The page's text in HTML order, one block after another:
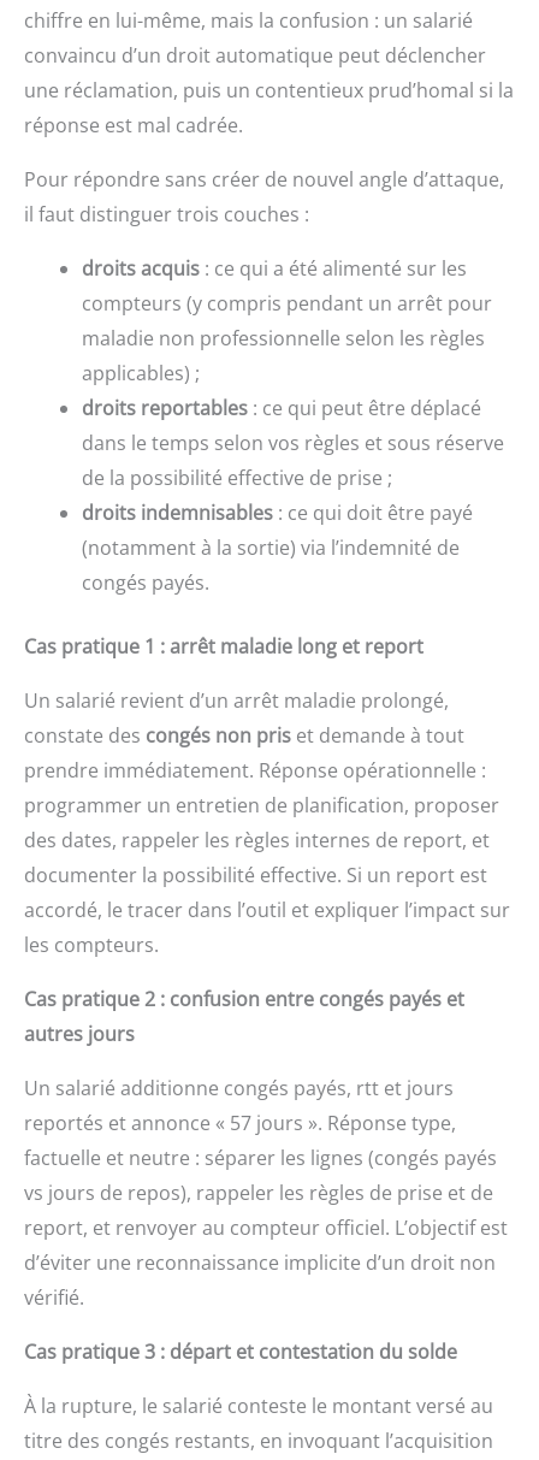
chiffre en lui-même, mais la confusion : un salarié
convaincu d’un droit automatique peut déclencher
une réclamation, puis un contentieux prud’homal si la
réponse est mal cadrée.
Pour répondre sans créer de nouvel angle d’attaque,
il faut distinguer trois couches :
droits acquis : ce qui a été alimenté sur les
compteurs (y compris pendant un arrêt pour
maladie non professionnelle selon les règles
applicables) ;
droits reportables : ce qui peut être déplacé
dans le temps selon vos règles et sous réserve
de la possibilité effective de prise ;
droits indemnisables : ce qui doit être payé
(notamment à la sortie) via l’indemnité de
congés payés.
Cas pratique 1 : arrêt maladie long et report
Un salarié revient d’un arrêt maladie prolongé,
constate des congés non pris et demande à tout
prendre immédiatement. Réponse opérationnelle :
programmer un entretien de planification, proposer
des dates, rappeler les règles internes de report, et
documenter la possibilité effective. Si un report est
accordé, le tracer dans l’outil et expliquer l’impact sur
les compteurs.
Cas pratique 2 : confusion entre congés payés et
autres jours
Un salarié additionne congés payés, rtt et jours
reportés et annonce « 57 jours ». Réponse type,
factuelle et neutre : séparer les lignes (congés payés
vs jours de repos), rappeler les règles de prise et de
report, et renvoyer au compteur officiel. L’objectif est
d’éviter une reconnaissance implicite d’un droit non
vérifié.
Cas pratique 3 : départ et contestation du solde
À la rupture, le salarié conteste le montant versé au
titre des congés restants, en invoquant l’acquisition